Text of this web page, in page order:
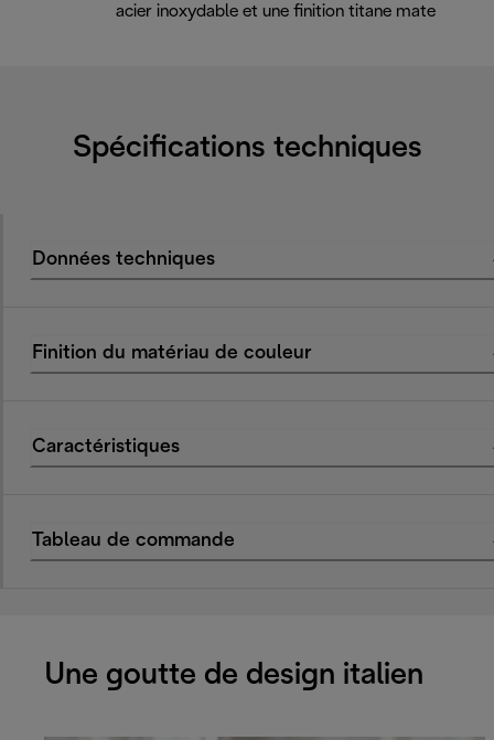
acier inoxydable et une finition titane mate
Spécifications techniques
Données techniques
Finition du matériau de couleur
Caractéristiques
Tableau de commande
Une goutte de design italien